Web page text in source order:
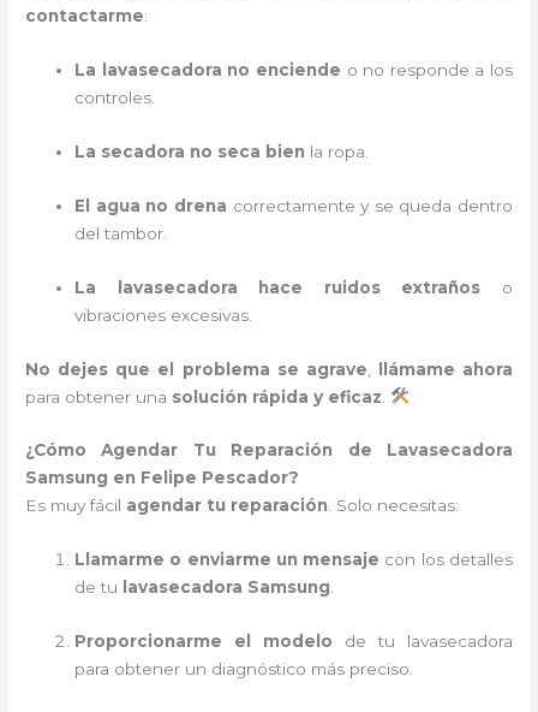
contactarme:
La lavasecadora no enciende o no responde a los
controles.
La secadora no seca bien la ropa.
El agua no drena correctamente y se queda dentro
del tambor.
La lavasecadora hace ruidos extraños o
vibraciones excesivas.
No dejes que el problema se agrave
llámame ahora
para obtener una solución rápida y eficaz
¿Cómo Agendar Tu Reparación de Lavasecadora
Samsung en Felipe Pescador?
Es muy fácil agendar tu reparación. Solo necesitas:
Llamarme o enviarme un mensaje con los detalles
de tu
lavasecadora Samsung.
Proporcionarme el modelo de tu lavasecadora
para obtener un diagnóstico más preciso.